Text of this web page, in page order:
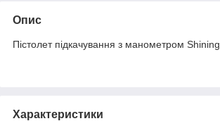
Опис
Пістолет підкачування з манометром
Характеристики